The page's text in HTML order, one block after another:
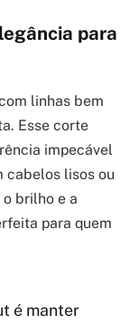
para
linhas bem
Esse corte
impecável
cabelos lisos ou
brilho e a
para quem
é manter